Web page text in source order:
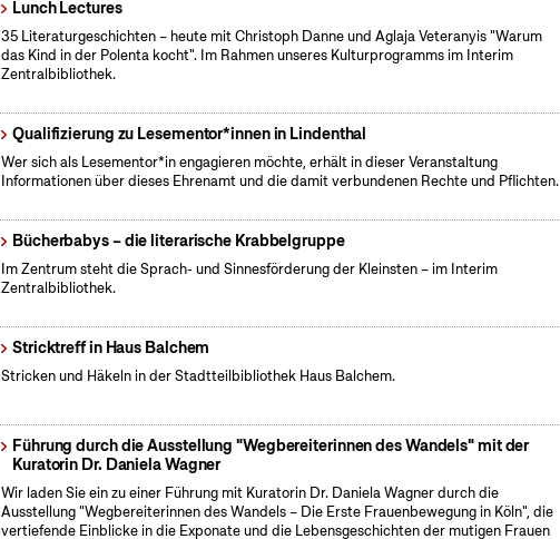
Lunch Lectures
35 Literaturgeschichten – heute mit Christoph Danne und Aglaja Veteranyis "Warum
das Kind in der Polenta kocht". Im Rahmen unseres Kulturprogramms im Interim
Zentralbibliothek.
Qualifizierung zu Lesementor*innen in Lindenthal
Wer sich als Lesementor*in engagieren möchte, erhält in dieser Veranstaltung
Informationen über dieses Ehrenamt und die damit verbundenen Rechte und Pflichten.
Bücherbabys – die literarische Krabbelgruppe
Im Zentrum steht die Sprach- und Sinnesförderung der Kleinsten – im Interim
Zentralbibliothek.
Stricktreff in Haus Balchem
Stricken und Häkeln in der Stadtteilbibliothek Haus Balchem.
Führung durch die Ausstellung "Wegbereiterinnen des Wandels" mit der
Kuratorin Dr. Daniela Wagner
Wir laden Sie ein zu einer Führung mit Kuratorin Dr. Daniela Wagner durch die
Ausstellung "Wegbereiterinnen des Wandels – Die Erste Frauenbewegung in Köln", die
vertiefende Einblicke in die Exponate und die Lebensgeschichten der mutigen Frauen